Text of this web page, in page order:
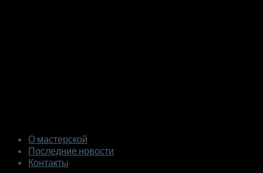
О мастерской
Последние новости
Контакты